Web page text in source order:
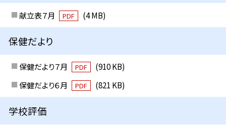
献立表７月 PDF (4 MB)
保健だより
保健だより７月 PDF
(910 KB)
保健だより６月
PDF (821 KB)
学校評価